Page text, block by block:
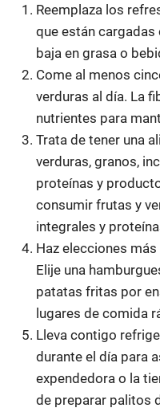
Reemplaza los
que están cargadas
baja en grasa o
Come al menos
verduras al día. La
nutrientes para
Trata de tener una
verduras, granos,
proteínas y
consumir frutas y
integrales y
Haz elecciones
Elije una
patatas fritas por
lugares de comida
Lleva contigo
durante el día para
expendedora o la
de preparar palitos